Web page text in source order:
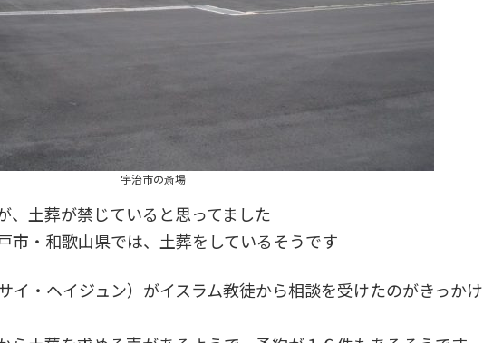
宇治市の斎場
、土葬が禁じていると思ってました
市・和歌山県では、土葬をしているそうです
イ・ヘイジュン）がイスラム教徒から相談を受けたのがきっかけ